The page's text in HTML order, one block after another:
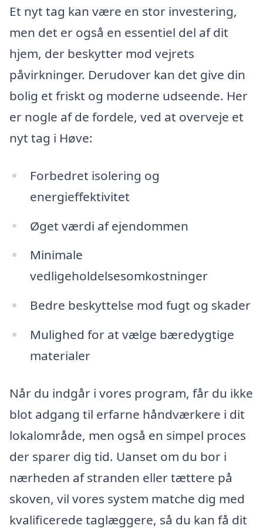
Et nyt tag kan være en stor investering,
men det er også en essentiel del af dit
hjem, der beskytter mod vejrets
påvirkninger. Derudover kan det give din
bolig et friskt og moderne udseende. Her
er nogle af de fordele, ved at overveje et
nyt tag i Høve:
Forbedret isolering og
energieffektivitet
Øget værdi af ejendommen
Minimale
vedligeholdelsesomkostninger
Bedre beskyttelse mod fugt og skader
Mulighed for at vælge bæredygtige
materialer
Når du indgår i vores program, får du ikke
blot adgang til erfarne håndværkere i dit
lokalområde, men også en simpel proces
der sparer dig tid. Uanset om du bor i
nærheden af stranden eller tættere på
skoven, vil vores system matche dig med
kvalificerede taglæggere, så du kan få dit